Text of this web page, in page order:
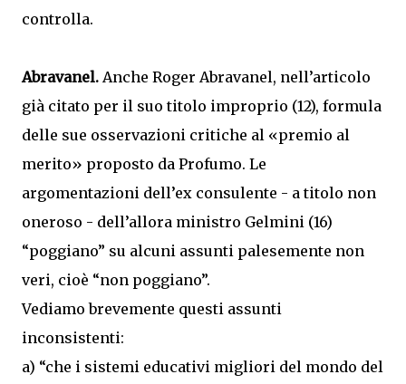
controlla.
Abravanel. Anche Roger Abravanel, nell’articolo
già citato per il suo titolo improprio (12), formula
delle sue osservazioni critiche al «premio al
merito» proposto da Profumo. Le
argomentazioni dell’ex consulente - a titolo non
oneroso - dell’allora ministro Gelmini (16)
“poggiano” su alcuni assunti palesemente non
veri, cioè “non poggiano”.
Vediamo brevemente questi assunti
inconsistenti:
a) “che i sistemi educativi migliori del mondo del